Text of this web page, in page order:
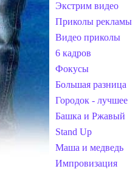
Экстрим видео
Приколы рекламы
Видео приколы
6 кадров
Фокусы
Большая разница
Городок - лучшее
Башка и Ржавый
Stand Up
Маша и медведь
Импровизация